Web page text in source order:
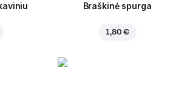
Braškinė spurga
1,80 €